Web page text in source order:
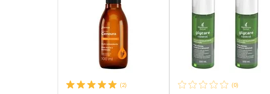
(2) (0)